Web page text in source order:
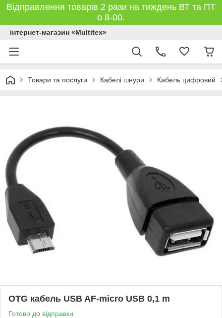
Відправлення товарів 2 рази на тиждень ВТ та ПТ
о 8-00.
інтернет-магазин «Multitex»
Товари та послуги Кабелі шнури Кабель цифровий
OTG кабель USB AF-micro USB 0,1 m
Готово до відправки